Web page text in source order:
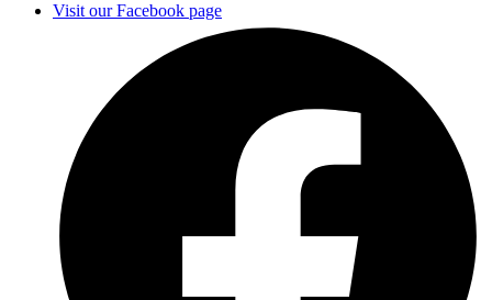
Visit our Facebook page